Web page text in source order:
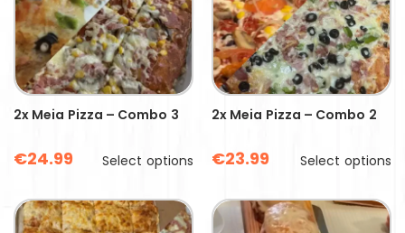
2x Meia Pizza – Combo 3
€24.99 Select options
2x Meia Pizza – Combo 2
€23.99 Select options